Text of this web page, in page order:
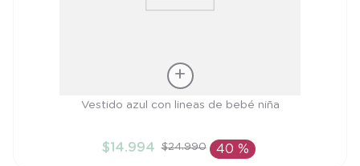
AÑADIR AL CARRITO
Vestido azul con lineas de bebé niña
$14.994 $24.990 40 %